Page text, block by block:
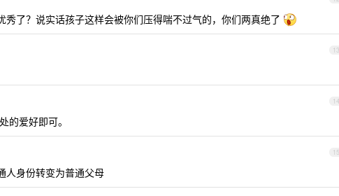
秀了？说实话孩子这样会被你们压得喘不过气的，你们两真绝了
13
14
的爱好即可。
15
人身份转变为普通父母